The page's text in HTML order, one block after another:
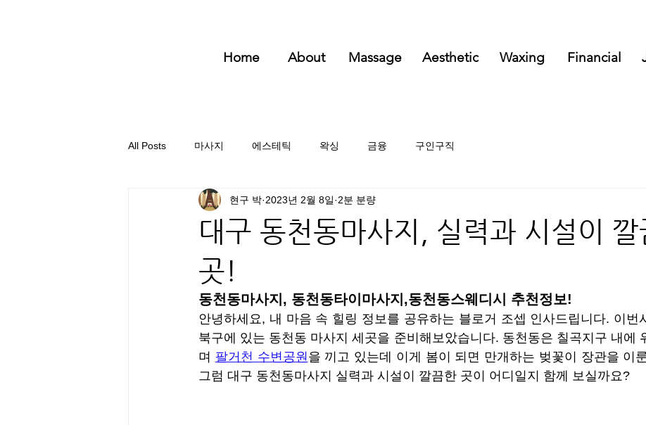
Home About Massage Aesthetic Waxing Financial
All Posts 마사지 에스테틱 왁싱 금융 구인구직
대구 동천동마사지, 실력과 시설이 깔
곳!
현구 박 2023년 2월 8일 2분 분량
동천동마사지, 동천동타이마사지,동천동스웨디시 추천정보!
안녕하세요, 내 마음 속 힐링 정보를 공유하는 블로거 조셉 인사드립니다. 이번
북구에 있는 동천동 마사지 세곳을 준비해보았습니다. 동천동은 칠곡지구 내에
며 팔거천 수변공원 을 끼고 있는데 이게 봄이 되면 만개하는 벚꽃이 장관을 이
그럼 대구 동천동마사지 실력과 시설이 깔끔한 곳이 어디일지 함께 보실까요?